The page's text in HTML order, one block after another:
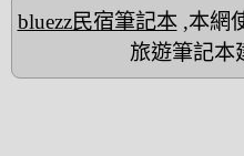
bluezz民宿筆記本,本網
旅遊筆記本